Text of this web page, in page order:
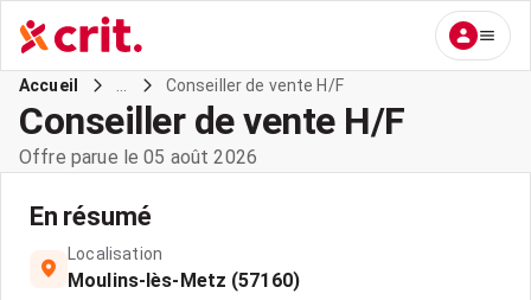
Accueil Conseiller de vente H/F
Conseiller de vente H/F
Offre parue le 05 août 2026
En résumé
Localisation
Moulins-lès-Metz (57160)